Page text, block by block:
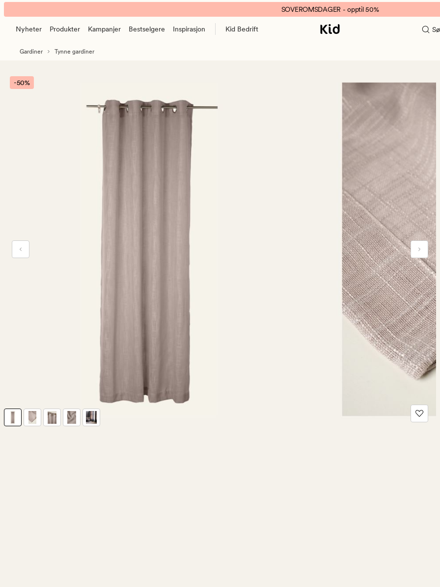
Anthoni
gardin
banner.
Klikk
pause.
SOVEROMSDAGER - opptil 50%
Nyheter Produkter Kampanjer Bestselgere Inspirasjon Kid Bedrift
Gardiner Tynne gardiner
-50%